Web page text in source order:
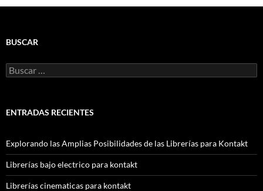
BUSCAR
Buscar:
ENTRADAS RECIENTES
Explorando las Amplias Posibilidades de las Librerías para Kontakt
Librerías bajo electrico para kontakt
Librerías cinematicas para kontakt